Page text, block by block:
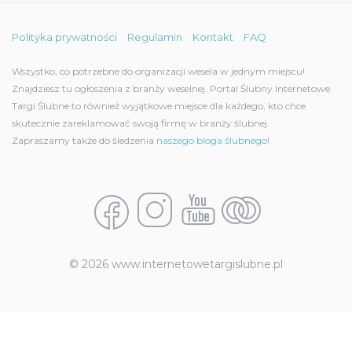
Polityka prywatności Regulamin Kontakt FAQ
Wszystko, co potrzebne do organizacji wesela w jednym miejscu!
Znajdziesz tu ogłoszenia z branży weselnej. Portal Ślubny Internetowe
Targi Ślubne to również wyjątkowe miejsce dla każdego, kto chce
skutecznie zareklamować swoją firmę w branży ślubnej.
Zapraszamy także do śledzenia naszego bloga ślubnego!
© 2026 www.internetowetargislubne.pl